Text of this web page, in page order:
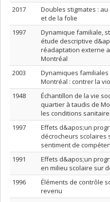
2017
Doubles stigmates :
et de la folie
1997
Dynamique familiale,
étude descriptive
réadaptation externe
Montréal
2003
Dynamiques
Montréal : contrer la
1948
Échantillon de la vie
quartier à taudis de
les conditions
1997
Effets d&apos;un
décrocheurs scolaires
sentiment de
1991
Effets d&apos;un
en milieu scolaire sur
1996
Éléments de contrôle
revenu